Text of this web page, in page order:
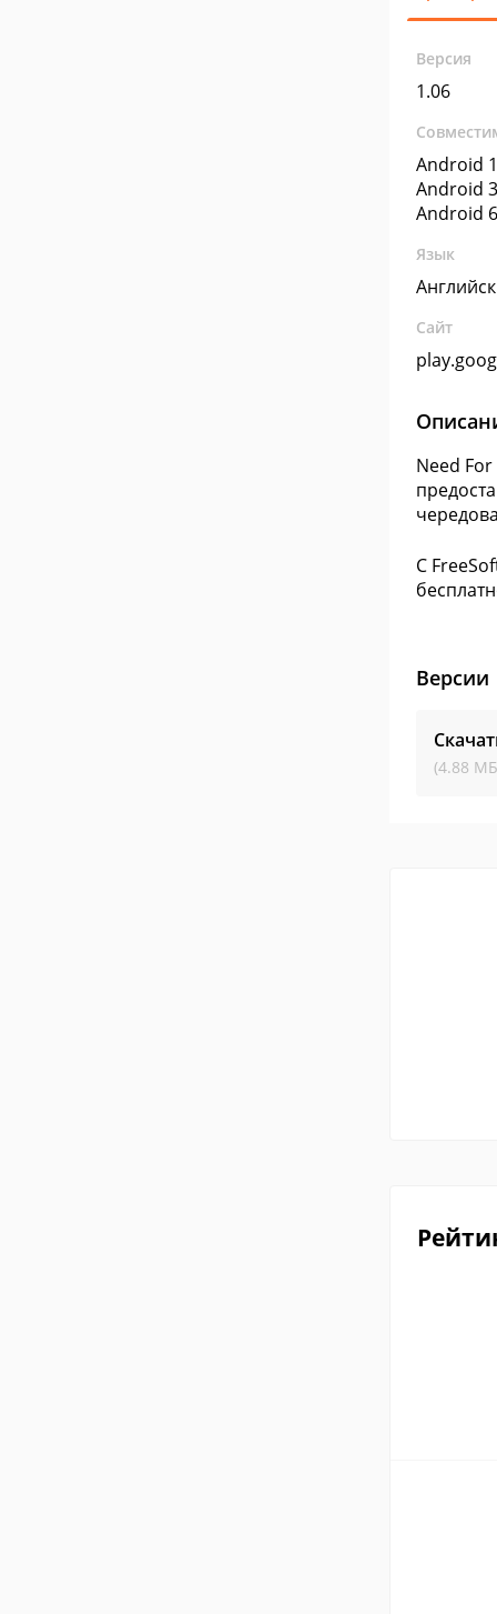
Версия
1.06
Android
Android
Android
Язык
Сайт
Need
С
Версии
(4.88